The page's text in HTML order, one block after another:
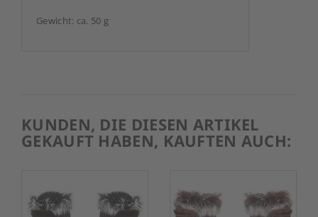
Gewicht: ca. 50 g
KUNDEN, DIE DIESEN ARTIKEL
GEKAUFT HABEN, KAUFTEN AUCH: